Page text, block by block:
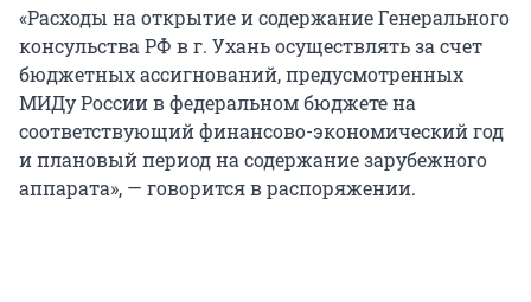
«Расходы на открытие и содержание Генерального
консульства РФ в г. Ухань осуществлять за счет
бюджетных ассигнований, предусмотренных
МИДу России в федеральном бюджете на
соответствующий финансово-экономический год
и плановый период на содержание зарубежного
аппарата», — говорится в распоряжении.